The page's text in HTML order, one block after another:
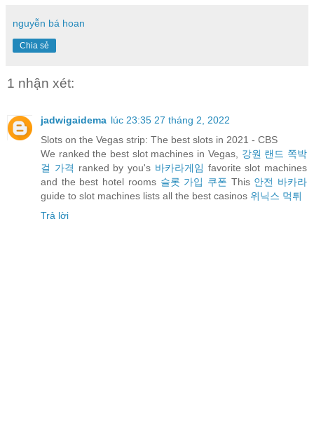
nguyễn bá hoan
Chia sẻ
1 nhận xét:
jadwigaidema lúc 23:35 27 tháng 2, 2022
Slots on the Vegas strip: The best slots in 2021 - CBS
We ranked the best slot machines in Vegas, 강원 랜드 쪽박
걸 가격 ranked by you's 바카라게임 favorite slot machines
and the best hotel rooms 슬롯 가입 쿠폰 This 안전 바카라
guide to slot machines lists all the best casinos 위닉스 먹튀
Trả lời